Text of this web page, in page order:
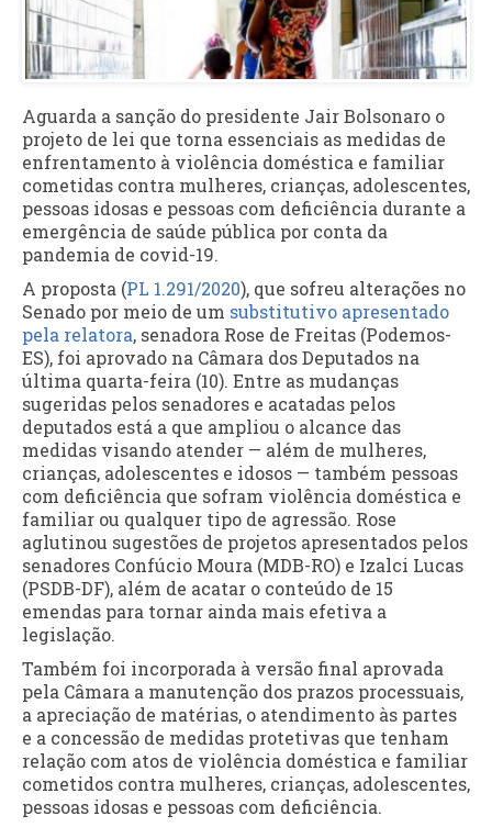
Aguarda a sanção do presidente Jair Bolsonaro o
projeto de lei que torna essenciais as medidas de
enfrentamento à violência doméstica e familiar
cometidas contra mulheres, crianças, adolescentes,
pessoas idosas e pessoas com deficiência durante a
emergência de saúde pública por conta da
pandemia de covid-19.
A proposta (PL 1.291/2020), que sofreu alterações no
Senado por meio de um substitutivo apresentado
pela relatora, senadora Rose de Freitas (Podemos-
ES), foi aprovado na Câmara dos Deputados na
última quarta-feira (10). Entre as mudanças
sugeridas pelos senadores e acatadas pelos
deputados está a que ampliou o alcance das
medidas visando atender — além de mulheres,
crianças, adolescentes e idosos — também pessoas
com deficiência que sofram violência doméstica e
familiar ou qualquer tipo de agressão. Rose
aglutinou sugestões de projetos apresentados pelos
senadores Confúcio Moura (MDB-RO) e Izalci Lucas
(PSDB-DF), além de acatar o conteúdo de 15
emendas para tornar ainda mais efetiva a
legislação.
Também foi incorporada à versão final aprovada
pela Câmara a manutenção dos prazos processuais,
a apreciação de matérias, o atendimento às partes
e a concessão de medidas protetivas que tenham
relação com atos de violência doméstica e familiar
cometidos contra mulheres, crianças, adolescentes,
pessoas idosas e pessoas com deficiência.